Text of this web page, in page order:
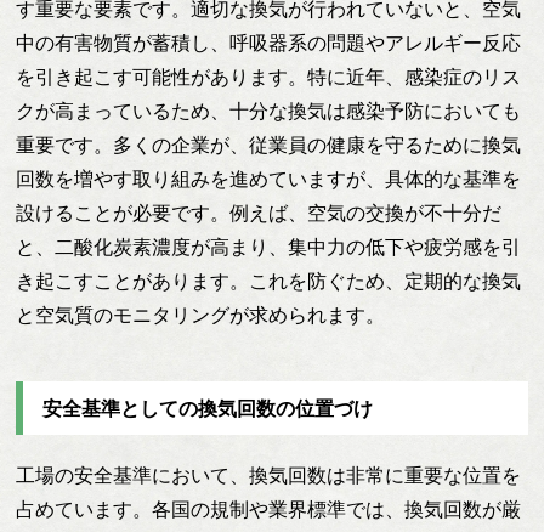
す重要な要素です。適切な換気が行われていないと、空気
中の有害物質が蓄積し、呼吸器系の問題やアレルギー反応
を引き起こす可能性があります。特に近年、感染症のリス
クが高まっているため、十分な換気は感染予防においても
重要です。多くの企業が、従業員の健康を守るために換気
回数を増やす取り組みを進めていますが、具体的な基準を
設けることが必要です。例えば、空気の交換が不十分だ
と、二酸化炭素濃度が高まり、集中力の低下や疲労感を引
き起こすことがあります。これを防ぐため、定期的な換気
と空気質のモニタリングが求められます。
安全基準としての換気回数の位置づけ
工場の安全基準において、換気回数は非常に重要な位置を
占めています。各国の規制や業界標準では、換気回数が厳